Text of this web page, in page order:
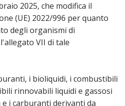
2025, che modifica il
(UE) 2022/996 per quanto
degli organismi di
VII di tale
i bioliquidi, i combustibili
rinnovabili liquidi e gassosi
i carburanti derivanti da